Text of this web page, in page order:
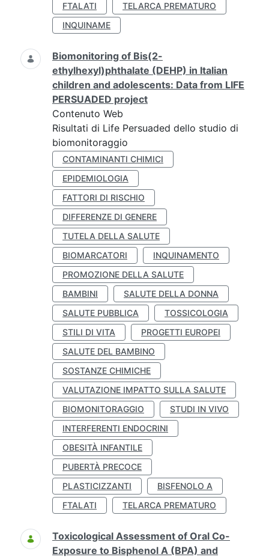
FTALATI
TELARCA PREMATURO
INQUINAME
Biomonitoring of Bis(2-
ethylhexyl)phthalate (DEHP) in Italian
children and adolescents: Data from LIFE
PERSUADED project
Contenuto Web
Risultati di Life Persuaded dello studio di
biomonitoraggio
CONTAMINANTI CHIMICI
EPIDEMIOLOGIA
FATTORI DI RISCHIO
DIFFERENZE DI GENERE
TUTELA DELLA SALUTE
BIOMARCATORI
INQUINAMENTO
PROMOZIONE DELLA SALUTE
BAMBINI
SALUTE DELLA DONNA
SALUTE PUBBLICA
TOSSICOLOGIA
STILI DI VITA
PROGETTI EUROPEI
SALUTE DEL BAMBINO
SOSTANZE CHIMICHE
VALUTAZIONE IMPATTO SULLA SALUTE
BIOMONITORAGGIO
STUDI IN VIVO
INTERFERENTI ENDOCRINI
OBESITÀ INFANTILE
PUBERTÀ PRECOCE
PLASTICIZZANTI
BISFENOLO A
FTALATI
TELARCA PREMATURO
Toxicological Assessment of Oral Co-
Exposure to Bisphenol A (BPA) and